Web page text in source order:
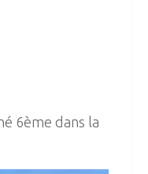
6ème dans la